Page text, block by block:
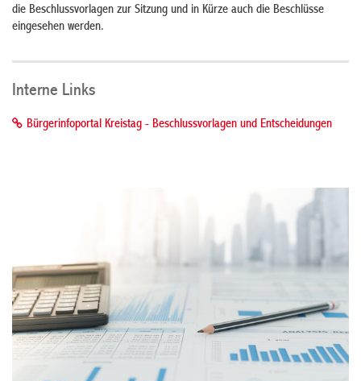
die Beschlussvorlagen zur Sitzung und in Kürze auch die Beschlüsse
eingesehen werden.
Interne Links
Bürgerinfoportal Kreistag - Beschlussvorlagen und Entscheidungen